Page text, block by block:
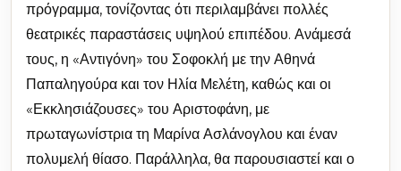
πρόγραμμα, τονίζοντας ότι περιλαμβάνει πολλές
θεατρικές παραστάσεις υψηλού επιπέδου. Ανάμεσά
τους, η «Αντιγόνη» του Σοφοκλή με την Αθηνά
Παπαληγούρα και τον Ηλία Μελέτη, καθώς και οι
«Εκκλησιάζουσες» του Αριστοφάνη, με
πρωταγωνίστρια τη Μαρίνα Ασλάνογλου και έναν
πολυμελή θίασο. Παράλληλα, θα παρουσιαστεί και ο